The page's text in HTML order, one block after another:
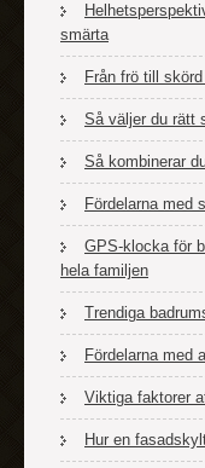
smärta
Från frö till
Så väljer du rätt
Så kombinerar
Fördelarna med
GPS-klocka för
hela familjen
Trendiga
Fördelarna med
Viktiga faktorer
Hur en